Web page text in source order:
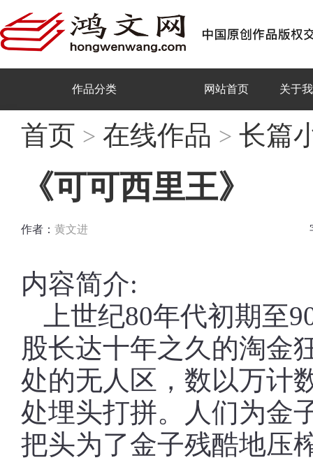
作品分类 网站首页 关于
首页 > 在线作品 > 长篇
《可可西里王》
作者： 黄文进
内容简介:
上世纪80年代初期至
股长达十年之久的淘金
处的无人区，数以万计
处埋头打拼。人们为金
把头为了金子残酷地压